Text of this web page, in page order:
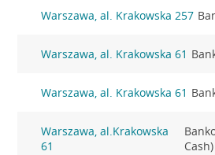
Warszawa, al. Krakowska 257
Warszawa, al. Krakowska 61
Warszawa, al. Krakowska 61
Warszawa, al.Krakowska
61
Cash)